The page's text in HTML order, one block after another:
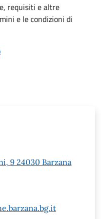
requisiti e altre
e le condizioni di
9 24030 Barzana